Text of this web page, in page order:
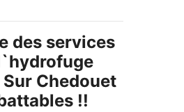
des services
Chedouet
!!